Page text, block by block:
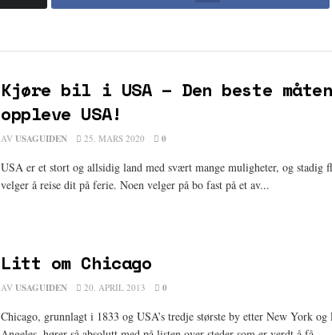
Kjøre bil i USA – Den beste
oppleve USA!
AV USAGUIDEN 25. MARS 2020 0
USA er et stort og allsidig land med svært mange muligheter, og stadig
velger å reise dit på ferie. Noen velger på bo fast på et av...
Litt om Chicago
AV USAGUIDEN 20. APRIL 2013 0
Chicago, grunnlagt i 1833 og USA’s tredje største by etter New York og